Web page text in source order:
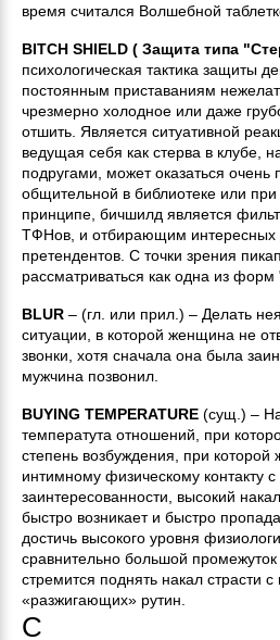
время считался Волшебной
BITCH SHIELD ( Защита типа
психологическая тактика защиты
постоянным приставаниям
чрезмерно холодное или даже
отшить. Является ситуативной
ведущая себя как стерва в клубе,
подругами, может оказаться очень
общительной в библиотеке или
принципе, бичшилд является
ТФНов, и отбирающим интересных
претендентов. С точки зрения
рассматриваться как одна из форм
BLUR – (гл. или прил.) – Делать
ситуации, в которой женщина не
звонки, хотя сначала она была
мужчина позвонил.
BUYING TEMPERATURE (сущ.) –
температута отношений, при
степень возбуждения, при которой
интимному физическому контакту
заинтересованности, высокий
быстро возникает и быстро
достичь высокого уровня
сравнительно большой
стремится поднять накал страсти
«разжигающих» рутин.
C